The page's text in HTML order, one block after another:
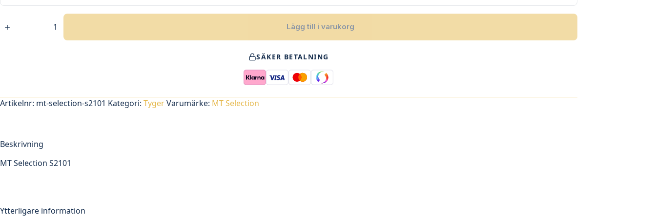
Selection
Lägg till i varukorg
SÄKER BETALNING
Artikelnr: mt-selection-s2101 Kategori: TygerVarumärke: MT Selection
Beskrivning
MT Selection S2101
Ytterligare information